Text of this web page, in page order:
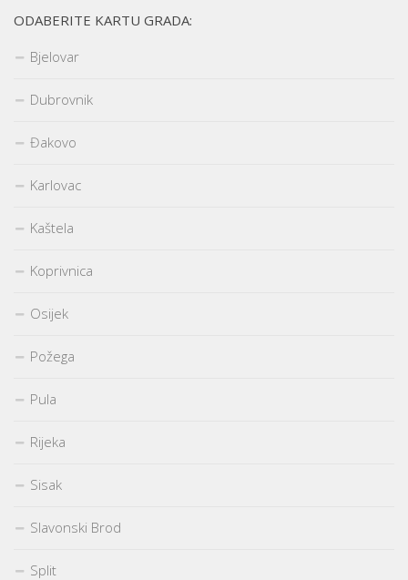
ODABERITE KARTU GRADA:
Bjelovar
Dubrovnik
Đakovo
Karlovac
Kaštela
Koprivnica
Osijek
Požega
Pula
Rijeka
Sisak
Slavonski Brod
Split